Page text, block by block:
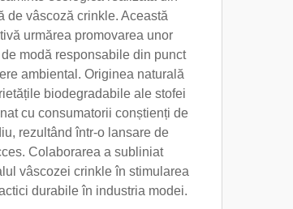
de vâscoză crinkle. Această
urmărea promovarea unor
modă responsabile din punct
ambiental. Originea naturală
biodegradabile ale stofei
cu consumatorii conștienți de
rezultând într-o lansare de
Colaborarea a subliniat
vâscozei crinkle în stimularea
durabile în industria modei.